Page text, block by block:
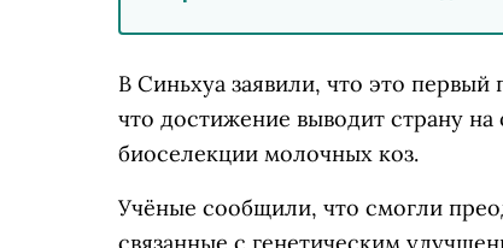
В Синьхуа заявили, что это первый
что достижение выводит страну
биоселекции молочных коз.
Учёные сообщили, что смогли